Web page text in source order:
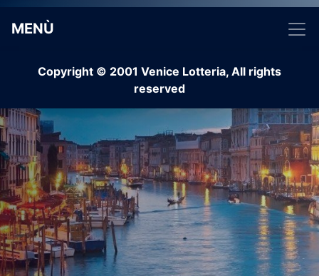
MENÙ
Copyright © 2001 Venice Lotteria, All rights
reserved